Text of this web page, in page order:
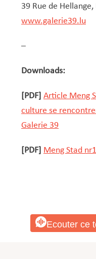
39 Rue de
www.galerie39.lu
–
Downloads:
[PDF] Article Meng
culture se
Galerie 39
[PDF] Meng Stad
Ecouter ce